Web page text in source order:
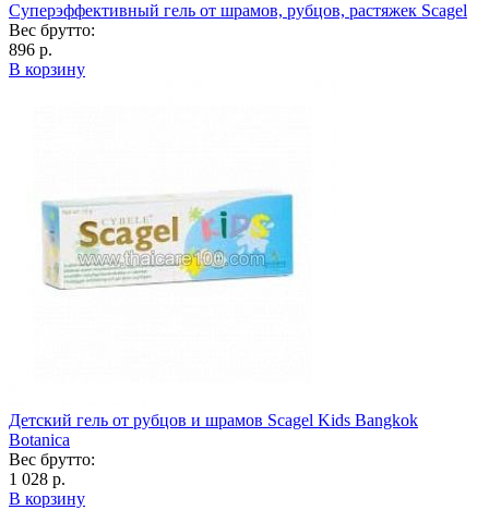
Суперэффективный гель от шрамов, рубцов, растяжек Scagel
Вес брутто:
896 р.
В корзину
Детский гель от рубцов и шрамов Scagel Kids Bangkok
Botanica
Вес брутто:
1 028 р.
В корзину